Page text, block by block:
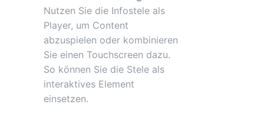
Nutzen Sie die Infostele als
Player, um Content
abzuspielen oder kombinieren
Sie einen Touchscreen dazu.
So können Sie die Stele als
interaktives Element
einsetzen.